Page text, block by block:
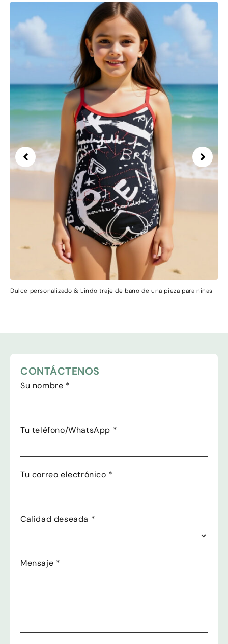
Dulce personalizado & Lindo traje de baño de una pieza para niñas
CONTÁCTENOS
Su nombre *
Tu teléfono/WhatsApp *
Tu correo electrónico *
Calidad deseada *
Mensaje *